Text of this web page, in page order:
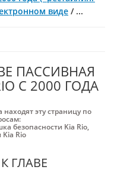
виде / ...
ПАССИВНАЯ
С 2000 ГОДА
эту страницу по
безопасности Kia Rio,
Rio
ГЛАВЕ